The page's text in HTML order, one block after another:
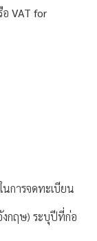
อ VAT for
นการจดทะเบียน
งกฤษ) ระบุปีที่ก่อ